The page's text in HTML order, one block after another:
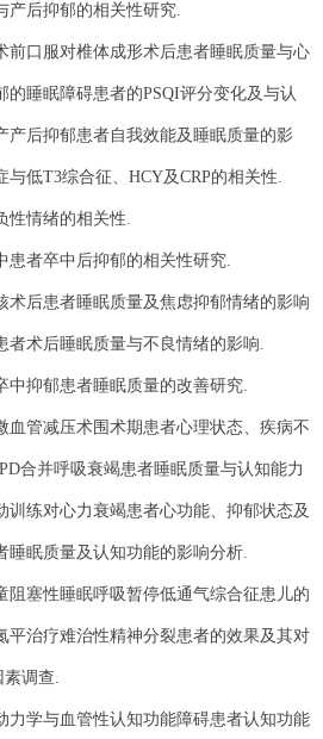
产后抑郁的相关性研究.
前口服对椎体成形术后患者睡眠质量与心
的睡眠障碍患者的PSQI评分变化及与认
产后抑郁患者自我效能及睡眠质量的影
与低T3综合征、HCY及CRP的相关性.
性情绪的相关性.
患者卒中后抑郁的相关性研究.
术后患者睡眠质量及焦虑抑郁情绪的影响
者术后睡眠质量与不良情绪的影响.
中抑郁患者睡眠质量的改善研究.
血管减压术围术期患者心理状态、疾病不
合并呼吸衰竭患者睡眠质量与认知能力
训练对心力衰竭患者心功能、抑郁状态及
睡眠质量及认知功能的影响分析.
阻塞性睡眠呼吸暂停低通气综合征患儿的
平治疗难治性精神分裂患者的效果及其对
素调查.
力学与血管性认知功能障碍患者认知功能